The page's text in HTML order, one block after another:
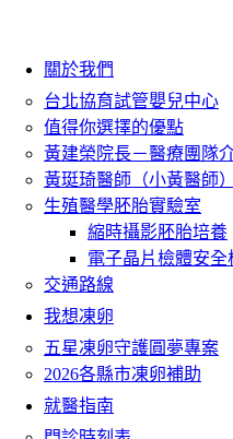
關於我們
台北協育試管嬰兒中心
值得你選擇的優點
黃建榮院長－醫療團隊
黃珽琦醫師（小黃醫師）
生殖醫學胚胎實驗室
縮時攝影胚胎培養
電子晶片檢體安全
交通路線
我想凍卵
五星凍卵守護圓夢專案
2026各縣市凍卵補助
就醫指南